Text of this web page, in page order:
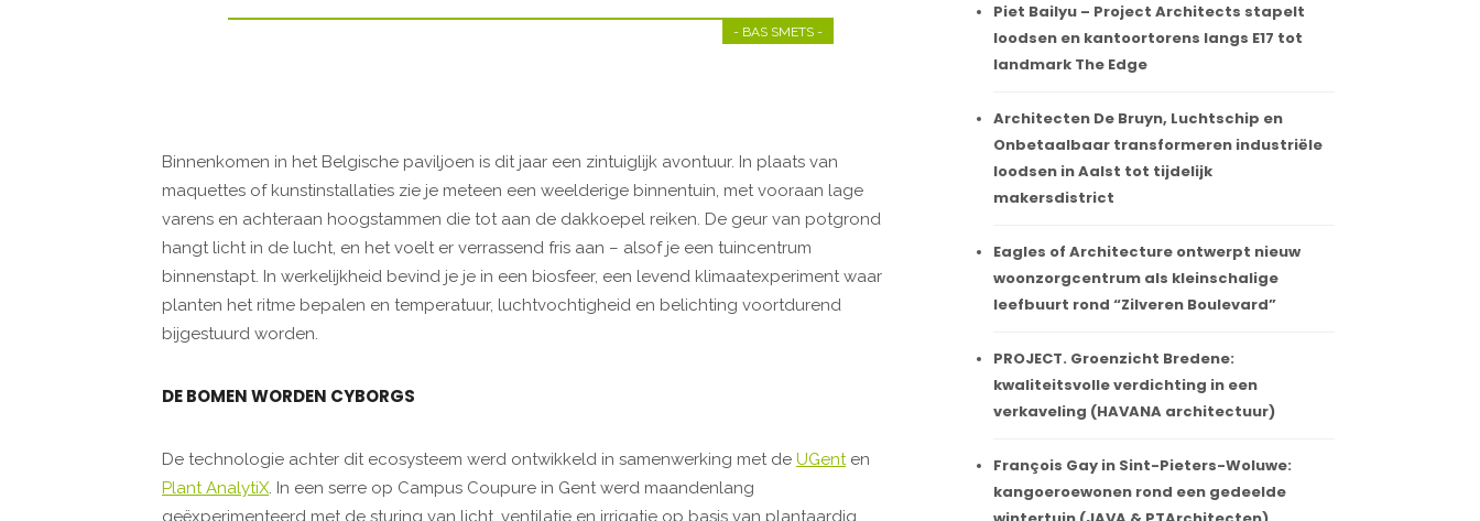
- BAS SMETS -
Binnenkomen in het Belgische paviljoen is dit jaar een zintuiglijk avontuur. In plaats van
maquettes of kunstinstallaties zie je meteen een weelderige binnentuin, met vooraan lage
varens en achteraan hoogstammen die tot aan de dakkoepel reiken. De geur van potgrond
hangt licht in de lucht, en het voelt er verrassend fris aan – alsof je een tuincentrum
binnenstapt. In werkelijkheid bevind je je in een biosfeer, een levend klimaatexperiment waar
planten het ritme bepalen en temperatuur, luchtvochtigheid en belichting voortdurend
bijgestuurd worden.
DE BOMEN WORDEN CYBORGS
De technologie achter dit ecosysteem werd ontwikkeld in samenwerking met de UGenten
Plant AnalytiX. In een serre op Campus Coupure in Gent werd maandenlang
geëxperimenteerd met de sturing van licht, ventilatie en irrigatie op basis van plantaardig
Piet Bailyu – Project Architects stapelt
loodsen en kantoortorens langs E17 tot
landmark The Edge
Architecten De Bruyn, Luchtschip en
Onbetaalbaar transformeren industriële
loodsen in Aalst tot tijdelijk
makersdistrict
Eagles of Architecture ontwerpt nieuw
woonzorgcentrum als kleinschalige
leefbuurt rond “Zilveren Boulevard”
PROJECT. Groenzicht Bredene:
kwaliteitsvolle verdichting in een
verkaveling (HAVANA architectuur)
François Gay in Sint-Pieters-Woluwe:
kangoeroewonen rond een gedeelde